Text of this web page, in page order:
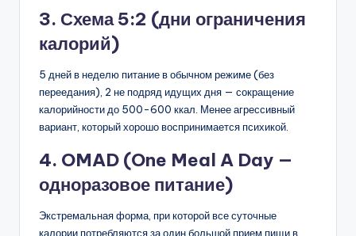
3. Схема 5:2 (дни ограничения
калорий)
5 дней в неделю питание в обычном режиме (без
переедания), 2 не подряд идущих дня — сокращение
калорийности до 500-600 ккал. Менее агрессивный
вариант, который хорошо воспринимается психикой.
4. OMAD (One Meal A Day —
одноразовое питание)
Экстремальная форма, при которой все суточные
калории потребляются за один большой прием пищи в